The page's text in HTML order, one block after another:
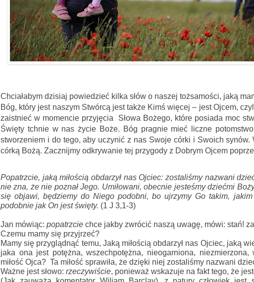
Chciałabym dzisiaj powiedzieć kilka słów o naszej tożsamości, jaką
Bóg, który jest naszym Stwórcą jest także Kimś więcej – jest Ojcem,
zaistnieć w momencie przyjęcia  Słowa Bożego, które posiada moc
Święty tchnie w nas życie Boże. Bóg pragnie mieć liczne
stworzeniem i do tego, aby uczynić z nas Swoje córki i Swoich
córką Bożą. Zacznijmy odkrywanie tej przygody z Dobrym Ojcem
Popatrzcie, jaką miłością obdarzył nas Ojciec: zostaliśmy nazwani
nie zna, że nie poznał Jego. Umiłowani, obecnie jesteśmy dziećmi
się objawi, będziemy do Niego podobni, bo ujrzymy Go takim, jakim
podobnie jak On jest święty. (1 J 3,1-3)
Jan mówiąc: popatrzcie chce jakby zwrócić naszą uwagę, mówi: stań!
Czemu mamy się przyjrzeć?
Mamy się przyglądnąć temu, Jaką miłością obdarzył nas Ojciec, jaką
jaka ona jest potężna, wszechpotężna, nieogarniona, niezmierzona,
miłość Ojca? Ta miłość sprawiła, że dzięki niej zostaliśmy nazwani
Ważne jest słowo: rzeczywiście